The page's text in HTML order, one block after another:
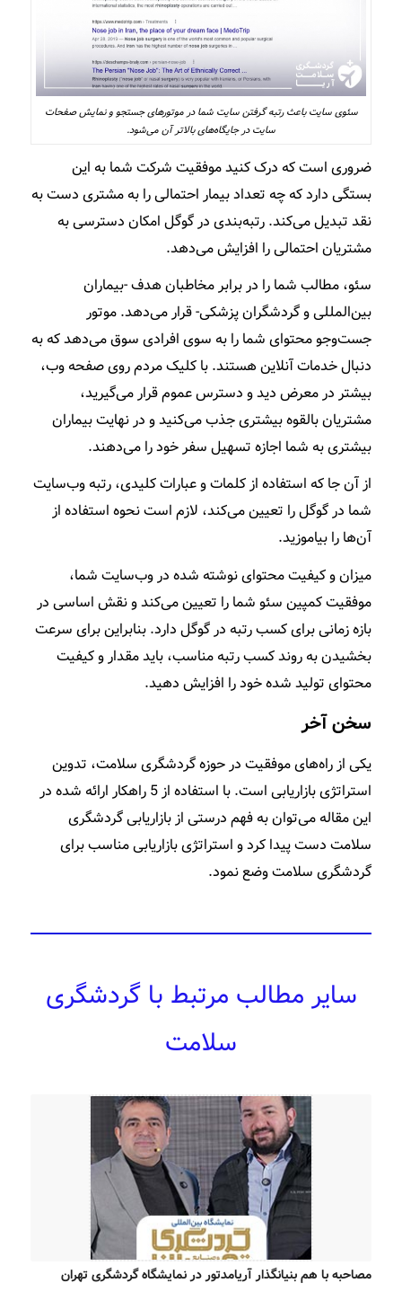
سئوی سایت باعث رتبه گرفتن سایت شما در موتورهای جستجو و نمایش صفحات
سایت در جایگاه‌های بالاتر آن می‌شود.
ضروری است که درک کنید موفقیت شرکت شما به این
بستگی دارد که چه تعداد بیمار احتمالی را به مشتری دست به
نقد تبدیل می‌کند. رتبه‌بندی در گوگل امکان دسترسی به
مشتریان احتمالی را افزایش می‌دهد.
سئو، مطالب شما را در برابر مخاطبان هدف -بیماران
بین‌المللی و گردشگران پزشکی- قرار می‌دهد. موتور
جست‌وجو محتوای شما را به سوی افرادی سوق می‌دهد که به
دنبال خدمات آنلاین هستند. با کلیک مردم روی صفحه وب،
بیشتر در معرض دید و دسترس عموم قرار می‌گیرید،
مشتریان بالقوه بیشتری جذب می‌کنید و در نهایت بیماران
بیشتری به شما اجازه تسهیل سفر خود را می‌دهند.
از آن جا که استفاده از کلمات و عبارات کلیدی، رتبه وب‌سایت
شما در گوگل را تعیین می‌کند، لازم است نحوه استفاده از
آن‌ها را بیاموزید.
میزان و کیفیت محتوای نوشته شده در وب‌سایت شما،
موفقیت کمپین سئو شما را تعیین می‌کند و نقش اساسی در
بازه زمانی برای کسب رتبه در گوگل دارد. بنابراین برای سرعت
بخشیدن به روند کسب رتبه مناسب، باید مقدار و کیفیت
محتوای تولید شده خود را افزایش دهید.
سخن آخر
یکی از راه‌های موفقیت در حوزه گردشگری سلامت، تدوین
استراتژی بازاریابی است. با استفاده از 5 راهکار ارائه شده در
این مقاله می‌توان به فهم درستی از بازاریابی گردشگری
سلامت دست پیدا کرد و استراتژی بازاریابی مناسب برای
گردشگری سلامت وضع نمود.
سایر مطالب مرتبط با گردشگری
سلامت
مصاحبه با هم بنیانگذار آریامدتور در نمایشگاه گردشگری تهران